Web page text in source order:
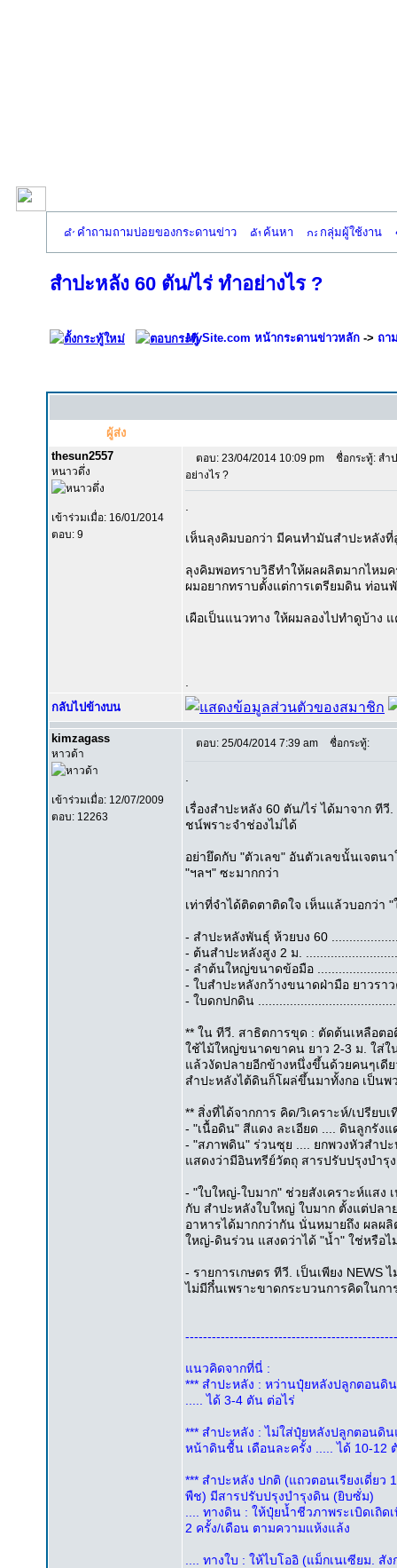
คำถามถามบ่อยของกระดานข่าว ค้นหา กลุ่มผู้ใช้งาน
สำปะหลัง 60 ตัน/ไร่ ทำอย่างไร ?
MySite.com หน้ากระดานข่าวหลัก -> ถา
ผู้ส่ง
thesun2557
หนาวดึ่ง
เข้าร่วมเมื่อ: 16/01/2014
ตอบ: 9
ตอบ: 23/04/2014 10:09 pm
ชื่อกระทู้: สำ
อย่างไร ?
เห็นลุงคิมบอกว่า มีคนทำมันสำปะหลังที่
ลุงคิมพอทราบวิธีทำให้ผลผลิตมากไหม
ผมอยากทราบตั้งแต่การเตรียมดิน ท่อน
เผือเป็นแนวทาง ให้ผมลองไปทำดูบ้าง
กลับไปข้างบน
kimzagass
หาวด้า
เข้าร่วมเมื่อ: 12/07/2009
ตอบ: 12263
ตอบ: 25/04/2014 7:39 am ชื่อกระทู้:
เรื่องสำปะหลัง 60 ตัน/ไร่ ได้มาจาก ที
ชน์พราะจำช่องไม่ได้
อย่ายึดกับ "ตัวเลข" อันตัวเลขนั้นเจตน
"ฯลฯ" ซะมากกว่า
เท่าที่จำได้ติดตาติดใจ เห็นแล้วบอกว่า "
- สำปะหลังพันธุ์ ห้วยบง 60
- ต้นสำปะหลังสูง 2 ม.
- ลำต้นใหญ่ขนาดข้อมือ
- ใบสำปะหลังกว้างขนาดฝ่ามือ ยาวรา
- ใบดกปกดิน
** ใน ทีวี. สาธิตการขุด : ตัดต้นเหลือต
ใช้ไม้ใหญ่ขนาดขาคน ยาว 2-3 ม. ใส่ใ
แล้วงัดปลายอีกข้างหนึ่งขึ้นด้วยคนๆเดี
สำปะหลังไต้ดินก็โผล่ขึ้นมาทั้งกอ เป็น
** สิ่งที่ได้จากการ คิด/วิเคราะห์/เปรียบ
- "เนื้อดิน" สีแดง ละเอียด .... ดินลูกรัง
- "สภาพดิน" ร่วนซุย .... ยกพวงหัวสำป
แสดงว่ามีอินทรีย์วัตถุ สารปรับปรุงบำรุ
- "ใบใหญ่-ใบมาก" ช่วยสังเคราะห์แสง
กับ สำปะหลังใบใหญ่ ใบมาก ตั้งแต่ปล
อาหารได้มากกว่ากัน นั่นหมายถึง ผล
ใหญ่-ดินร่วน แสงดว่าได้ "น้ำ" ใช่หรือไ
- รายการเกษตร ทีวี. เป็นเพียง NEWS
ไม่มีกึ๋นเพราะขาดกระบวนการคิดในก
แนวคิดจากที่นี่ :
*** สำปะหลัง : หว่านปุ๋ยหลังปลูกตอนดิ
..... ได้ 3-4 ตัน ต่อไร่
*** สำปะหลัง : ไม่ใส่ปุ๋ยหลังปลูกตอนดิ
หน้าดินชื้น เดือนละครั้ง ..... ได้ 10-12
*** สำปะหลัง ปกติ (แถวตอนเรียงเดี่ย
พืช) มีสารปรับปรุงบำรุงดิน (ยิบซั่ม)
.... ทางดิน : ให้ปุ๋ยน้ำชีวภาพระเบิดเถิ
2 ครั้ง/เดือน ตามความแห้งแล้ง
.... ทางใบ : ให้ไบโออิ (แม็กเนเซียม.